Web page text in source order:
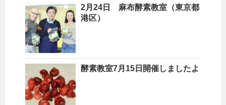
2月24日 麻布酵素教室（東京都
港区）
酵素教室7月15日開催しましたよ